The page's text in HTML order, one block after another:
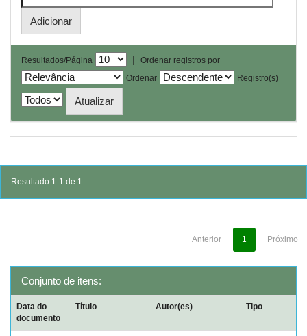
Resultados/Página |
Ordenar registros por
Ordenar
Registro(s)
Resultado 1-1 de 1.
Anterior 1 Próximo
Conjunto de itens:
Data do
documento
Título Autor(es) Tipo